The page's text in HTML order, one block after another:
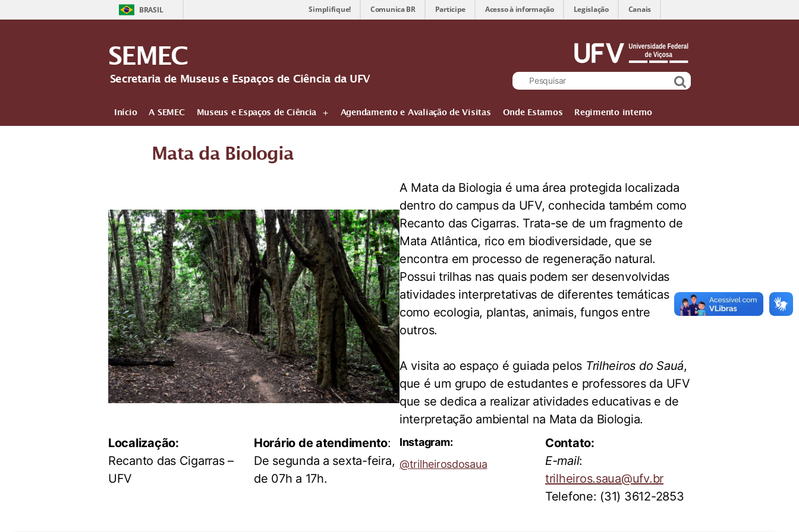
BRASIL Simplifique! Comunica BR Participe Acesso à informação Legislação Canais
SEMEC
Secretaria de Museus e Espaços de Ciência da UFV
Início A SEMEC Museus e Espaços de Ciência Agendamento e Avaliação de Visitas Onde Estamos
Regimento interno
Mata da Biologia
A Mata da Biologia é uma área protegida localizada
dentro do campus da UFV, conhecida também como
Recanto das Cigarras. Trata-se de um fragmento de
Mata Atlântica, rico em biodiversidade, que se
encontra em processo de regeneração natural.
Possui trilhas nas quais podem ser desenvolvidas
atividades interpretativas de diferentes temáticas
como ecologia, plantas, animais, fungos entre
outros.
A visita ao espaço é guiada pelos Trilheiros do Sauá,
que é um grupo de estudantes e professores da UFV
que se dedica a realizar atividades educativas e de
interpretação ambiental na Mata da Biologia.
Localização:
Recanto das Cigarras –
UFV
Horário de atendimento:
De segunda a sexta-feira,
de 07h a 17h.
Instagram:
@trilheirosdosaua
Contato:
E-mail:
trilheiros.saua@ufv.br
Telefone: (31) 3612-2853